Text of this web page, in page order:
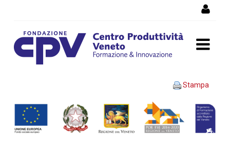
AUDITOR INTERNO ISO
45001:2018 -Corso OnLine
finanziato per disoccupati -
Stampa